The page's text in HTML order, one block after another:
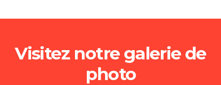
Visitez notre galerie de
photo